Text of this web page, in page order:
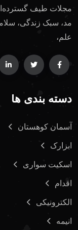
مجلات طیف
مد، سبک زندگی،
علم،
دسته بندی ها
آسمان کوهستان
ابزارک
اسکیت سواری
اقدام
الکترونیکی
انیمه